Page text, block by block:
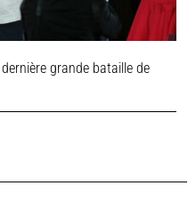
dernière grande bataille de